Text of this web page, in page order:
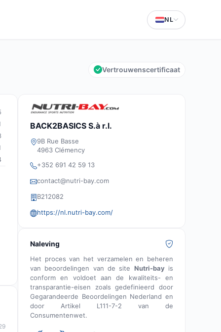
NL
Vertrouwenscertificaat
BACK2BASICS S.à r.l.
9B Rue Basse
4963 Clémency
+352 691 42 59 13
contact@nutri-bay.com
B212082
https://nl.nutri-bay.com/
Naleving
Het proces van het verzamelen en beheren
van beoordelingen van de site Nutri-bayis
conform en voldoet aan de kwaliteits- en
transparantie-eisen zoals gedefinieerd door
Gegarandeerde Beoordelingen Nederland en
door Artikel L111-7-2 van de
Consumentenwet.